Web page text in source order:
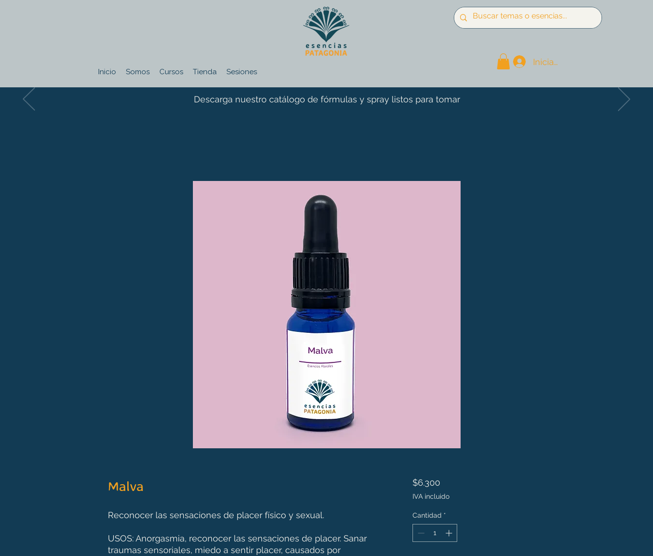
Inicio Somos Cursos Tienda Sesiones
Iniciar sesión
Descarga nuestro catálogo de fórmulas y spray listos para tomar
Malva
Reconocer las sensaciones de placer físico y sexual.
USOS: Anorgasmia, reconocer las sensaciones de placer. Sanar
traumas sensoriales, miedo a sentir placer, causados por
$6.300Precio
IVA incluido
Cantidad *